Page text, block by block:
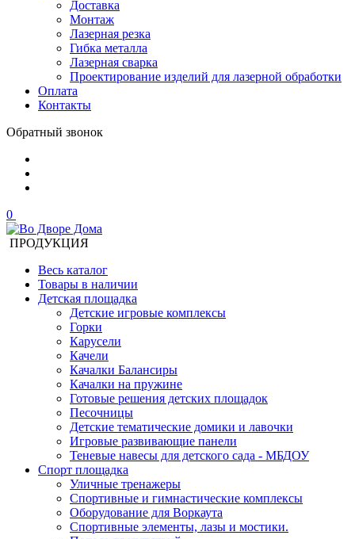
Доставка
Монтаж
Лазерная резка
Гибка металла
Лазерная сварка
Проектирование изделий для лазерной обработки
Оплата
Контакты
Обратный звонок
0
ПРОДУКЦИЯ
Весь каталог
Товары в наличии
Детская площадка
Детские игровые комплексы
Горки
Карусели
Качели
Качалки Балансиры
Качалки на пружине
Готовые решения детских площадок
Песочницы
Детские тематические домики и лавочки
Игровые развивающие панели
Теневые навесы для детского сада - МБДОУ
Спорт площадка
Уличные тренажеры
Спортивные и гимнастические комплексы
Оборудование для Воркаута
Спортивные элементы, лазы и мостики.